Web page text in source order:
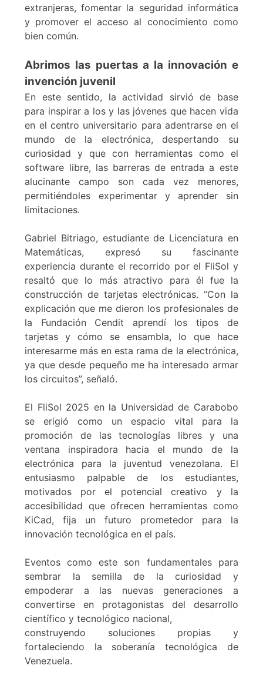
extranjeras, fomentar la seguridad informática
y promover el acceso al conocimiento como
bien común.
Abrimos las puertas a la innovación e
invención juvenil
En este sentido, la actividad sirvió de base
para inspirar a los y las jóvenes que hacen vida
en el centro universitario para adentrarse en el
mundo de la electrónica, despertando su
curiosidad y que con herramientas como el
software libre, las barreras de entrada a este
alucinante campo son cada vez menores,
permitiéndoles experimentar y aprender sin
limitaciones.
Gabriel Bitriago, estudiante de Licenciatura en
Matemáticas, expresó su fascinante
experiencia durante el recorrido por el FliSol y
resaltó que lo más atractivo para él fue la
construcción de tarjetas electrónicas. “Con la
explicación que me dieron los profesionales de
la Fundación Cendit aprendí los tipos de
tarjetas y cómo se ensambla, lo que hace
interesarme más en esta rama de la electrónica,
ya que desde pequeño me ha interesado armar
los circuitos”, señaló.
El FliSol 2025 en la Universidad de Carabobo
se erigió como un espacio vital para la
promoción de las tecnologías libres y una
ventana inspiradora hacia el mundo de la
electrónica para la juventud venezolana. El
entusiasmo palpable de los estudiantes,
motivados por el potencial creativo y la
accesibilidad que ofrecen herramientas como
KiCad, fija un futuro prometedor para la
innovación tecnológica en el país.
Eventos como este son fundamentales para
sembrar la semilla de la curiosidad y
empoderar a las nuevas generaciones a
convertirse en protagonistas del desarrollo
científico y tecnológico nacional,
construyendo soluciones propias y
fortaleciendo la soberanía tecnológica de
Venezuela.